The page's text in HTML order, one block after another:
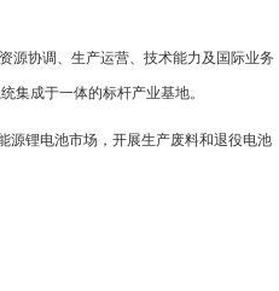
源协调、生产运营、技术能力及国际业务
集成于一体的标杆产业基地。
源锂电池市场，开展生产废料和退役电池